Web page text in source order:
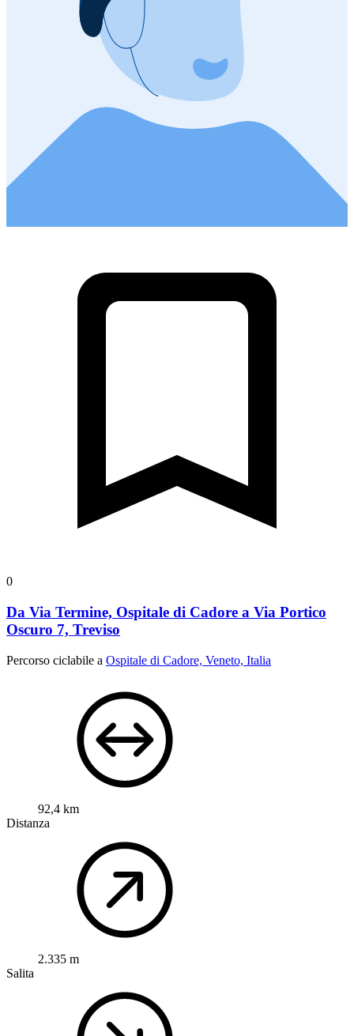
0
Da Via Termine, Ospitale di Cadore a Via Portico
Oscuro 7, Treviso
Percorso ciclabile a Ospitale di Cadore, Veneto, Italia
92,4 km
Distanza
2.335 m
Salita